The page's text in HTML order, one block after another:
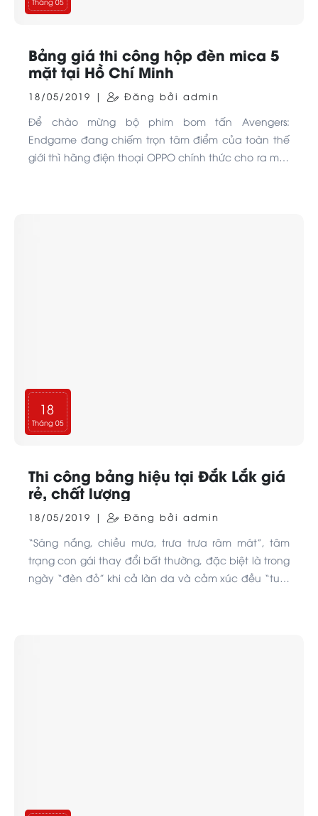
Bảng giá thi công hộp đèn mica 5
mặt tại Hồ Chí Minh
18/05/2019 | Đăng bởi admin
Để chào mừng bộ phim bom tấn Avengers:
Endgame đang chiếm trọn tâm điểm của toàn thế
giới thì hãng điện thoại OPPO chính thức cho ra mắt
18
Tháng 05
Thi công bảng hiệu tại Đắk Lắk giá
rẻ, chất lượng
18/05/2019 | Đăng bởi admin
“Sáng nắng, chiều mưa, trưa trưa râm mát”, tâm
trạng con gái thay đổi bất thường, đặc biệt là trong
ngày “đèn đỏ” khi cả làn da và cảm xúc đều “tuột